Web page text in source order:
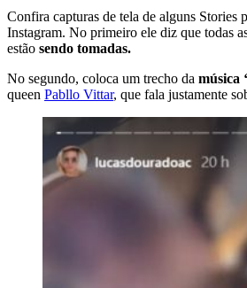
Confira capturas de tela de alguns Stories
Instagram. No primeiro ele diz que todas
estão sendo tomadas.
No segundo, coloca um trecho da música ‘
queen Pabllo Vittar, que fala justamente